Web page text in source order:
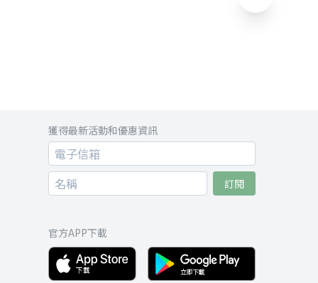
獲得最新活動和優惠資訊
訂閱
官方APP下載